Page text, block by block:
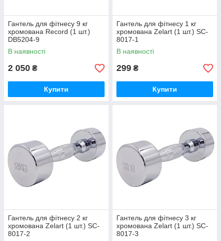
Гантель для фітнесу 9 кг
хромована Record (1 шт.)
DB5204-9
В наявності
2 050 ₴
Купити
Гантель для фітнесу 1 кг
хромована Zelart (1 шт.) SC-
8017-1
В наявності
299 ₴
Купити
Гантель для фітнесу 2 кг
хромована Zelart (1 шт.) SC-
8017-2
Гантель для фітнесу 3 кг
хромована Zelart (1 шт.) SC-
8017-3